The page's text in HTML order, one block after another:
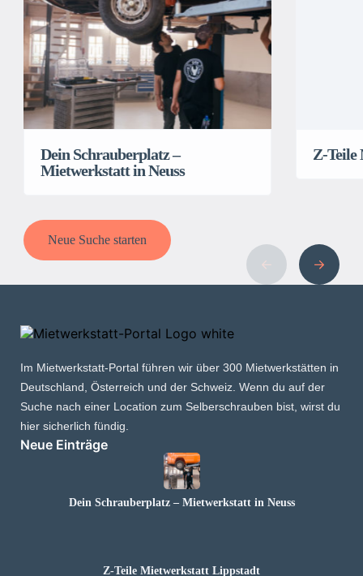
Dein Schrauberplatz –
Mietwerkstatt in Neuss
Z-
Neue Suche starten
Im Mietwerkstatt-Portal führen wir über 300 Mietwerkstätten in
Deutschland, Österreich und der Schweiz. Wenn du auf der
Suche nach einer Location zum Selberschrauben bist, wirst du
hier sicherlich fündig.
Neue Einträge
Dein Schrauberplatz – Mietwerkstatt in Neuss
Z-Teile Mietwerkstatt Lippstadt